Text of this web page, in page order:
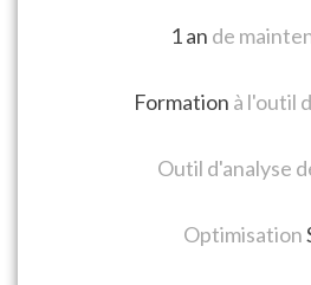
1 an de
Formation à l'outil
Outil d'analyse
Optimisation